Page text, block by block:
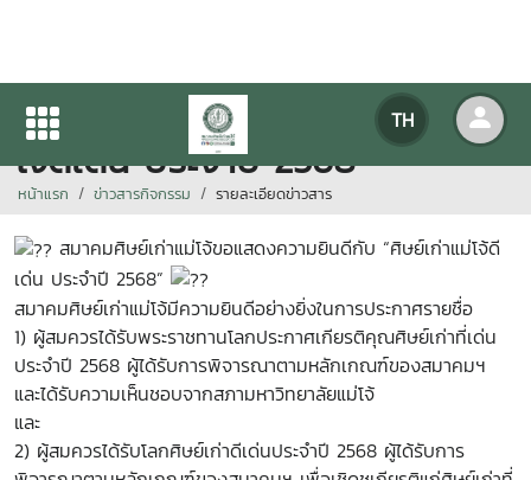
TH
แสดงความยินดีกับ “ศิษย์เก่าแม่
โจ้ดีเด่น ประจำปี 2568
หน้าแรก ข่าวสารกิจกรรม รายละเอียดข่าวสาร
สมาคมศิษย์เก่าแม่โจ้ขอแสดงความยินดีกับ “ศิษย์เก่าแม่โจ้ดี
เด่น ประจำปี 2568”
สมาคมศิษย์เก่าแม่โจ้มีความยินดีอย่างยิ่งในการประกาศรายชื่อ
1) ผู้สมควรได้รับพระราชทานโลกประกาศเกียรติคุณศิษย์เก่าที่เด่น
ประจำปี 2568 ผู้ได้รับการพิจารณาตามหลักเกณฑ์ของสมาคมฯ
และได้รับความเห็นชอบจากสภามหาวิทยาลัยแม่โจ้
และ
2) ผู้สมควรได้รับโลกศิษย์เก่าดีเด่นประจำปี 2568 ผู้ได้รับการ